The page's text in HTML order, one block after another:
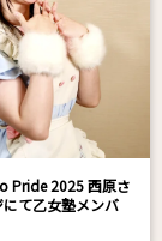
Pride 2025 西原さ
て乙女塾メンバ